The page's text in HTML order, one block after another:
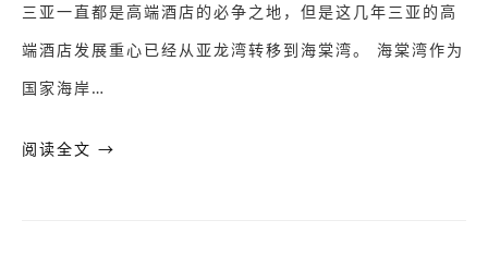
三亚一直都是高端酒店的必争之地，但是这几年三亚的高
端酒店发展重心已经从亚龙湾转移到海棠湾。 海棠湾作为
国家海岸…
阅读全文 →